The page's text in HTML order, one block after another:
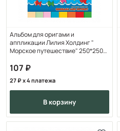
Альбом для оригами и
аппликации Лилия Холдинг "
Морское путешествие" 250*250
107
27 x 4 платежа
в корзину